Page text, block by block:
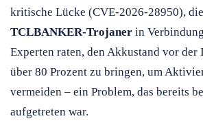
kritische Lücke (CVE-2026-28950),
TCLBANKER-Trojaner in
Experten raten, den Akkustand vor
über 80 Prozent zu bringen, um
vermeiden – ein Problem, das bereits
aufgetreten war.